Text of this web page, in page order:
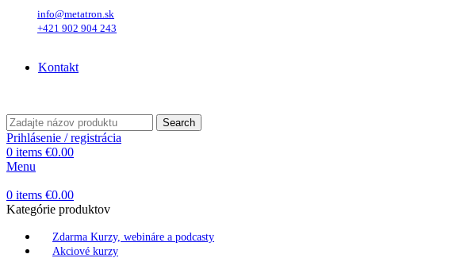
info@metatron.sk
+421 902 904 243
Kontakt
Search
Prihlásenie / registrácia
0 items €0.00
Menu
0 items €0.00
Kategórie produktov
Zdarma Kurzy, webináre a podcasty
Akciové kurzy